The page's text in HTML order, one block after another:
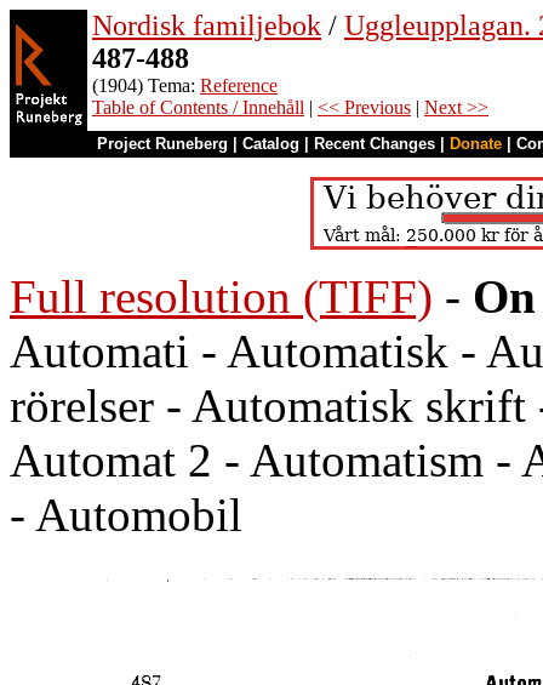
Nordisk familjebok / Uggleupplagan.
487-488
(1904) Tema: Reference
Table of Contents / Innehåll | << Previous | Next >>
Project Runeberg Catalog Recent Changes Donate
Full resolution (TIFF) -
Automati - Automatisk -
rörelser - Automatisk skrift
Automat 2 - Automatism -
- Automobil